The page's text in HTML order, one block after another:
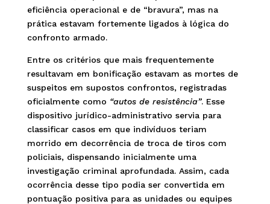
eficiência operacional e de “bravura”, mas na
prática estavam fortemente ligados à lógica do
confronto armado.
Entre os critérios que mais frequentemente
resultavam em bonificação estavam as mortes de
suspeitos em supostos confrontos, registradas
oficialmente como “autos de resistência”. Esse
dispositivo jurídico-administrativo servia para
classificar casos em que indivíduos teriam
morrido em decorrência de troca de tiros com
policiais, dispensando inicialmente uma
investigação criminal aprofundada. Assim, cada
ocorrência desse tipo podia ser convertida em
pontuação positiva para as unidades ou equipes